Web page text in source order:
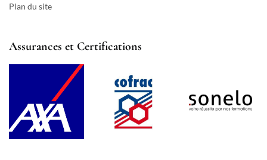
Plan du site
Assurances et Certifications